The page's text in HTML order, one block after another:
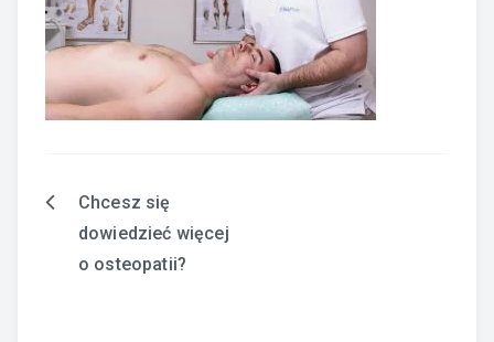
Nawigacja
Chcesz się
dowiedzieć więcej
o osteopatii?